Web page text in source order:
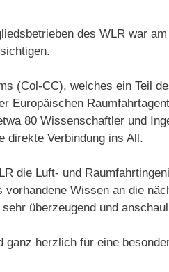
des WLR war
(Col-CC), welches ein Teil
Europäischen
80 Wissenschaftler und
direkte Verbindung ins All.
die Luft- und
Wissen an die
überzeugend und
herzlich für eine